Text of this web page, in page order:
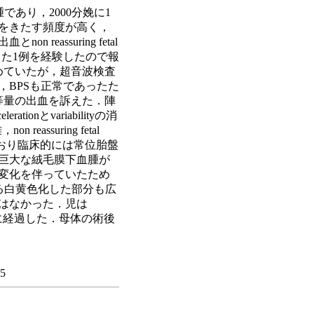
あり，2000分娩に1
きたす頻度が高く，
とnon reassuring fetal
1例を経験したので報
いたが，超音波検査
BPSも正常であったた
の出血を訴えた．陣
とvariabilityの消
non reassuring fetal
り臨床的には常位胎盤
大な絨毛膜下血腫が
化を伴っていたため
白黄色化した部分も広
なかった．児は
経過した．母体の術後